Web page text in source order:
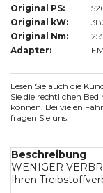
Original PS:
Original kW:
Original Nm:
Adapter:
Lesen Sie auch die
Sie die rechtlichen
können. Bei vielen
fragen Sie uns.
Beschreibung
WENIGER
Ihren